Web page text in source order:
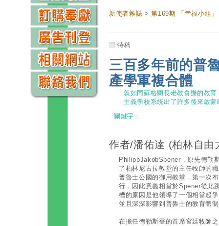
新使者雜誌 >第169期 「幸福小組」
特稿
三百多年前的普
產學軍複合體
就如同蘇格蘭長老教會辦的教
主義學校系統出了許多後來啟
關鍵字：
作者/潘佑達 (柏林自由
PhilippJakobSpener，原先德勒
了柏林尼古拉教堂的主任牧師的
普魯士公國的御用教堂，第一次
行，因此意義相當於Spener從此
槽的原因是他領導了一個相當起
並且深深影響到普魯士的教育體
在擔任德勒斯登的首席宮廷牧師